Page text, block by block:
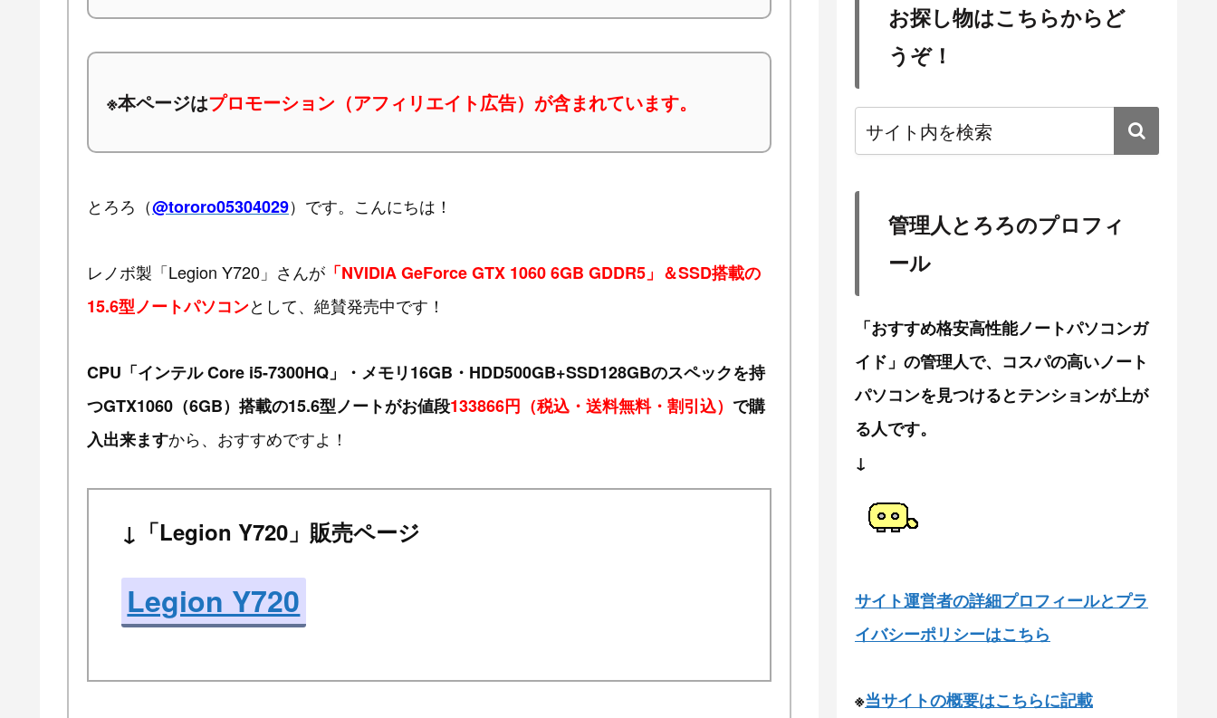
※本ページはプロモーション（アフィリエイト広告）が含まれています。
とろろ（@tororo05304029）です。こんにちは！
レノボ製「Legion Y720」さんが 「NVIDIA GeForce GTX 1060 6GB GDDR5」＆SSD搭載の
15.6型ノートパソコンとして、絶賛発売中です！
CPU「インテル Core i5-7300HQ」・メモリ16GB・HDD500GB+SSD128GBのスペックを持
つGTX1060（6GB）搭載の15.6型ノートがお値段133866円（税込・送料無料・割引込） で購
入出来ますから、おすすめですよ！
↓「Legion Y720」販売ページ
Legion Y720
お探し物はこちらからど
うぞ！
管理人とろろのプロフィ
ール
「おすすめ格安高性能ノートパソコンガ
イド」の管理人で、コスパの高いノート
パソコンを見つけるとテンションが上が
る人です。
↓
サイト運営者の詳細プロフィールとプラ
イバシーポリシーはこちら
※当サイトの概要はこちらに記載